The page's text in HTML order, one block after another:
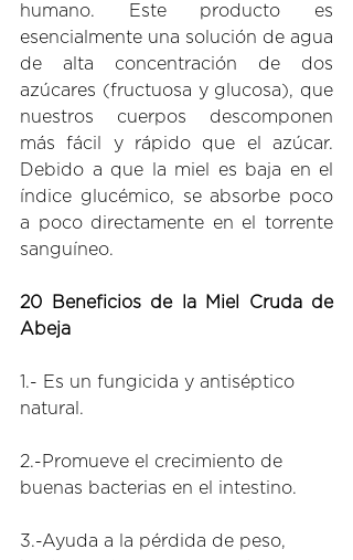
humano. Este producto es
esencialmente una solución de agua
de alta concentración de dos
azúcares (fructuosa y glucosa), que
nuestros cuerpos descomponen
más fácil y rápido que el azúcar.
Debido a que la miel es baja en el
índice glucémico, se absorbe poco
a poco directamente en el torrente
sanguíneo.
20 Beneficios de la Miel Cruda de
Abeja
1.- Es un fungicida y antiséptico
natural.
2.-Promueve el crecimiento de
buenas bacterias en el intestino.
3.-Ayuda a la pérdida de peso,